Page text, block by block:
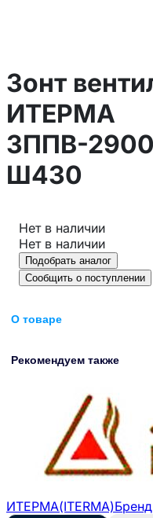
Зонт
ИТЕРМА
ЗППВ-
Ш430
Нет в наличии
Нет в наличии
Подобрать аналог
Сообщить о поступлении
О товаре
Рекомендуем также
ИТЕРМА(ITERMA)Бренд